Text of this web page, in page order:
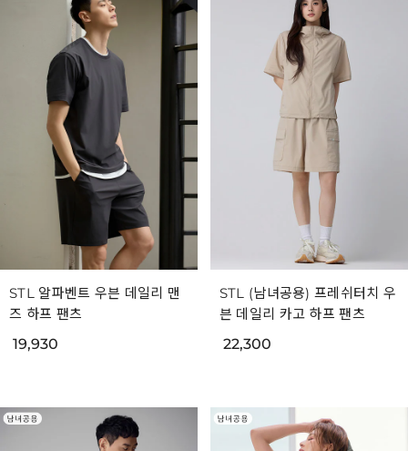
STL 알파벤트 우븐 데일리 맨
즈 하프 팬츠
19,930
STL (남녀공용) 프레쉬터치 우
븐 데일리 카고 하프 팬츠
22,300